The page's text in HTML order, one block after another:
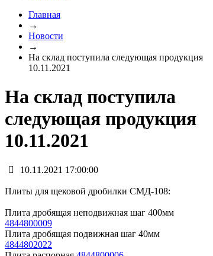
Главная
→
Новости
→
На склад поступила следующая продукция
10.11.2021
На склад поступила
следующая продукция
10.11.2021
10.11.2021 17:00:00
Плиты для щековой дробилки СМД-108:
Плита дробящая неподвижная шаг 400мм
4844800009
Плита дробящая подвижная шаг 40мм
4844802022